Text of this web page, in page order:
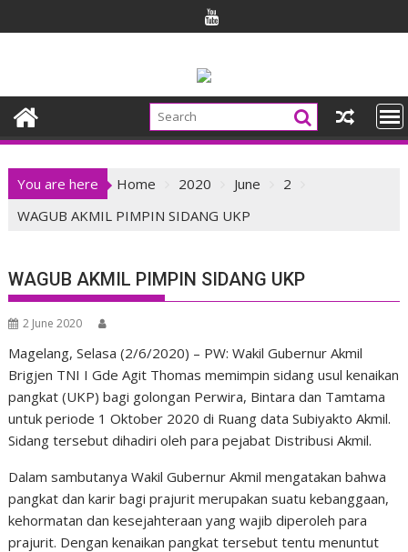
to
You are here Home 2020 June
2
WAGUB AKMIL PIMPIN SIDANG UKP
WAGUB AKMIL PIMPIN SIDANG UKP
2 June 2020
Magelang, Selasa (2/6/2020) – PW:Wakil Gubernur Akmil
Brigjen TNI I Gde Agit Thomas memimpin sidang usul kenaikan
pangkat (UKP) bagi golongan Perwira, Bintara dan Tamtama
untuk periode 1 Oktober 2020 di Ruang data Subiyakto Akmil.
Sidang tersebut dihadiri oleh para pejabat Distribusi Akmil.
Dalam sambutanyaWakil Gubernur Akmil mengatakan bahwa
pangkat dan karir bagi prajurit merupakan suatu kebanggaan,
kehormatan dan kesejahteraan yang wajib diperoleh para
prajurit. Dengan kenaikan pangkat tersebut tentu menuntut